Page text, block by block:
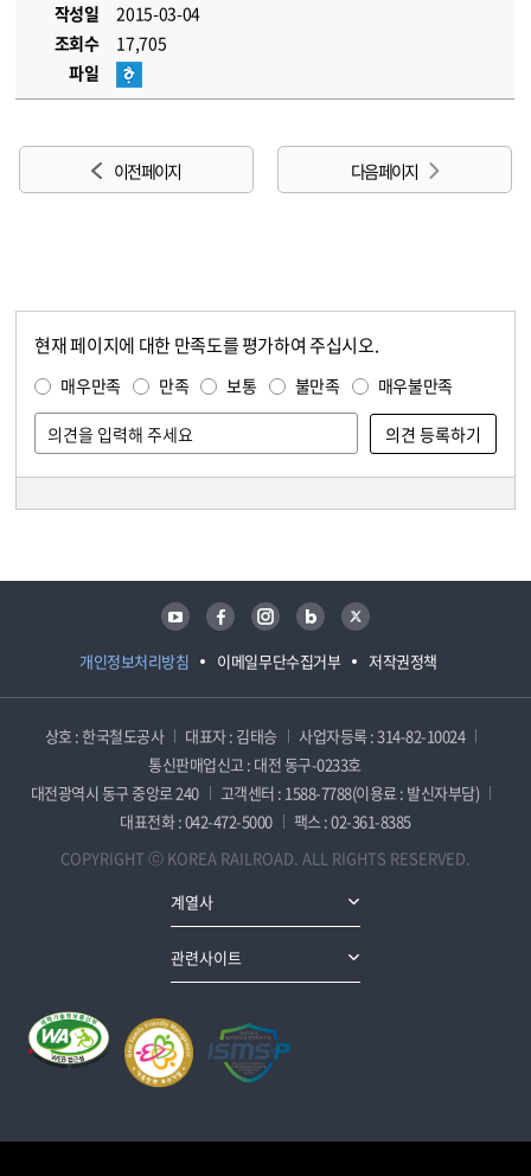
작성일
2015-03-04
조회수
17,705
파일
이전 페이지 다음 페이지
현재 페이지에 대한 만족도를 평가하여 주십시오.
매우만족 만족 보통 불만족 매우불만족
개인정보처리방침 이메일무단수집거부 저작권정책
유튜브 페이스북 인스타그램 블로그 트위터
상호 : 한국철도공사 대표자 : 김태승
사업자등록 : 314-82-10024
통신판매업신고 : 대전 동구-0233호
대전광역시 동구 중앙로 240
고객센터 : 1588-7788(이용료 : 발신자부담)
대표전화 : 042-472-5000
팩스 : 02-361-8385
COPYRIGHT ⓒ KOREA RAILROAD. ALL RIGHTS RESERVED.
계열사
관련사이트